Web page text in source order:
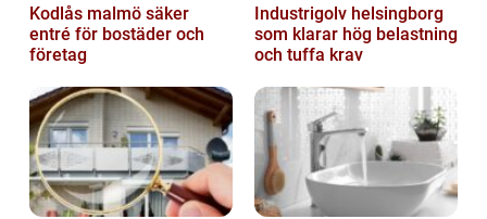
Kodlås malmö säker
entré för bostäder och
företag
Industrigolv helsingborg
som klarar hög belastning
och tuffa krav